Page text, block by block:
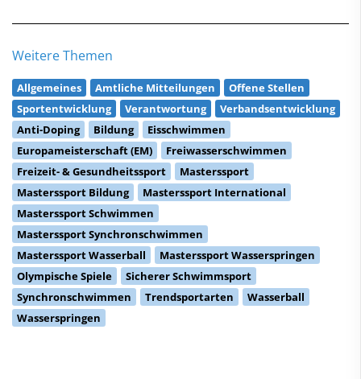
Weitere Themen
Allgemeines Amtliche Mitteilungen
Offene Stellen
Sportentwicklung
Verantwortung
Verbandsentwicklung
Anti-Doping
Bildung
Eisschwimmen
Europameisterschaft (EM)
Freiwasserschwimmen
Freizeit- & Gesundheitssport
Masterssport
Masterssport Bildung
Masterssport International
Masterssport Schwimmen
Masterssport Synchronschwimmen
Masterssport Wasserball
Masterssport Wasserspringen
Olympische Spiele
Sicherer Schwimmsport
Synchronschwimmen
Trendsportarten
Wasserball
Wasserspringen